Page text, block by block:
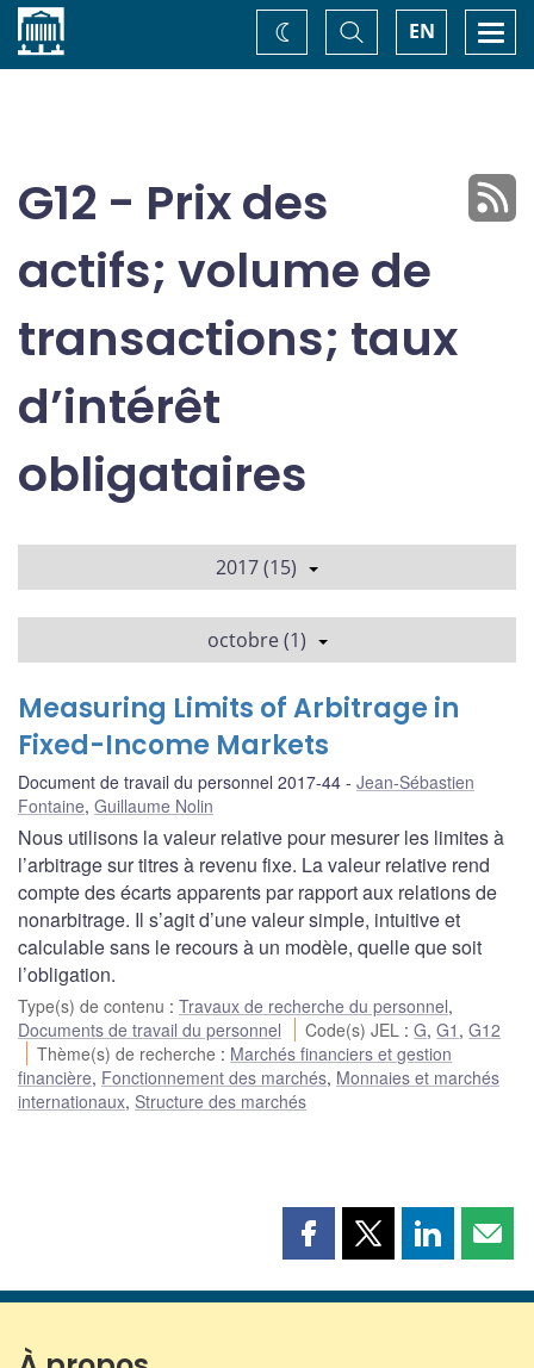
Accueil EN
Basculer
la
recherche
Changez
de
G12 - Prix des
actifs; volume de
transactions; taux
d’intérêt
obligataires
2017 (15)
octobre (1)
Measuring Limits of Arbitrage in
Fixed-Income Markets
Document de travail du personnel 2017-44
Jean-Sébastien
Fontaine, Guillaume Nolin
Nous utilisons la valeur relative pour mesurer les limites à
l’arbitrage sur titres à revenu fixe. La valeur relative rend
compte des écarts apparents par rapport aux relations de
nonarbitrage. Il s’agit d’une valeur simple, intuitive et
calculable sans le recours à un modèle, quelle que soit
l’obligation.
Type(s) de contenu : Travaux de recherche du personnel,
Documents de travail du personnel
Code(s) JEL :G,G1 ,G12
Thème(s) de recherche : Marchés financiers et gestion
financière, Fonctionnement des marchés, Monnaies et marchés
internationaux, Structure des marchés
Partager
page
Partager
page
Partager
page page